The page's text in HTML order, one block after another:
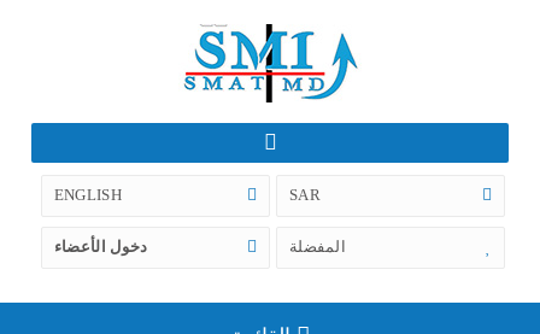
SAR
ENGLISH
المفضلة دخول الأعضاء